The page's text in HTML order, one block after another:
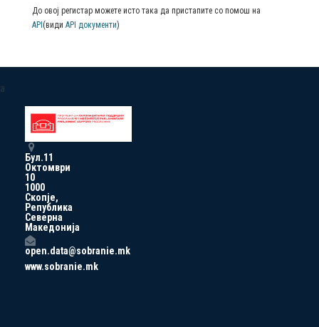
До овој регистар можете исто така да пристапите со помош на
API (види API документи)
a
Бул.11
Октомври
10
1000
Скопје,
Република
Северна
Македонија
open.data@sobranie.mk
www.sobranie.mk